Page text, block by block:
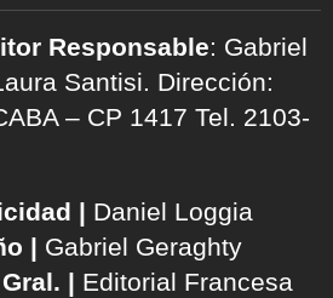
Responsable: Gabriel
Santisi. Dirección:
– CP 1417 Tel. 2103-
| Daniel Loggia
| Gabriel Geraghty
| Editorial Francesa